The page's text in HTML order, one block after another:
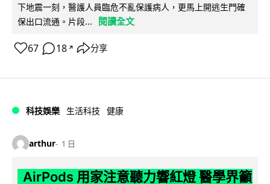
下地震一刻，醫護人員臨危不亂保護病人，更馬上開逃生門確
保出口流通。片段...
閱讀全文
67 18 ↗ 分享
科技娛樂 生活科技 健康
arthur 1 日
AirPods 用家注意聽力響紅燈 醫學界籲